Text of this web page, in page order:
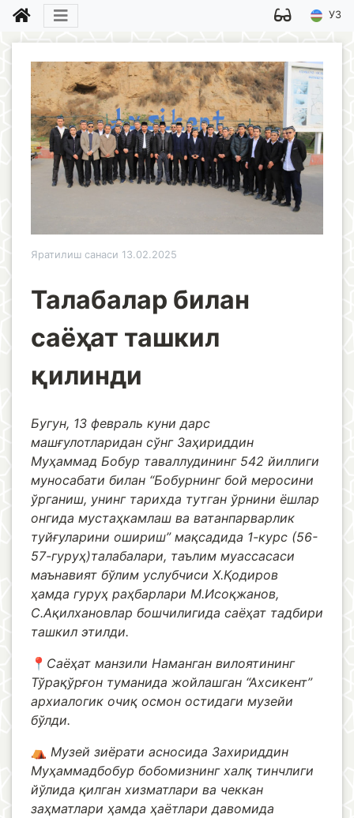
УЗ
Яратилиш санаси 13.02.2025
Талабалар билан
саёҳат ташкил
қилинди
Бугун, 13 февраль куни дарс
машғулотларидан сўнг Заҳириддин
Муҳаммад Бобур таваллудининг 542 йиллиги
муносабати билан “Бобурнинг бой меросини
ўрганиш, унинг тарихда тутган ўрнини ёшлар
онгида мустаҳкамлаш ва ватанпарварлик
туйғуларини ошириш” мақсадида 1-курс (56-
57-гуруҳ)талабалари, таълим муассасаси
маънавият бўлим услубчиси Х.Қодиров
ҳамда гуруҳ раҳбарлари М.Исоқжанов,
С.Ақилхановлар бошчилигида саёҳат тадбири
ташкил этилди.
📍 Саёҳат манзили Наманган вилоятининг
Тўрақўрғон туманида жойлашган “Ахсикент”
архиалогик очиқ осмон остидаги музейи
бўлди.
⛺️ Музей зиёрати асносида Захириддин
Муҳаммадбобур бобомизнинг халқ тинчлиги
йўлида қилган хизматлари ва чеккан
заҳматлари ҳамда ҳаётлари давомида